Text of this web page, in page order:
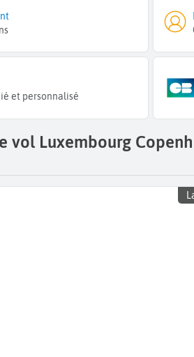
et personnalisé
vol Luxembourg